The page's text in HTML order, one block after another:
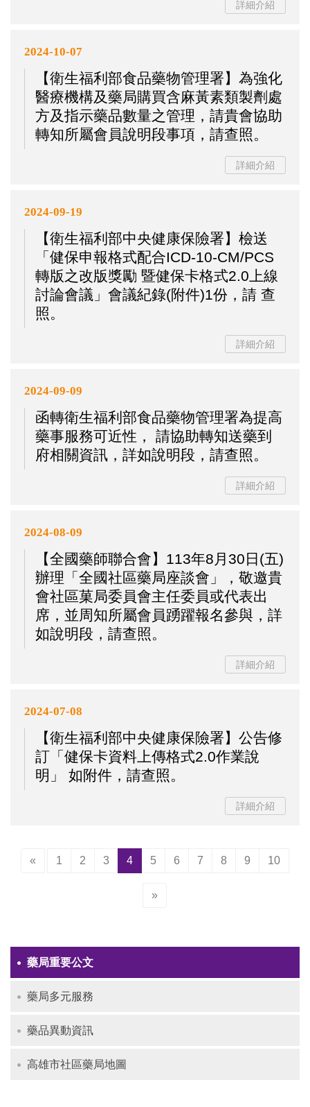
詳細介紹
2024-10-07
【衛生福利部食品藥物管理署】為強化
醫療機構及藥局購買含麻黃素類製劑處
方及指示藥品數量之管理，請貴會協助
轉知所屬會員說明段事項，請查照。
詳細介紹
2024-09-19
【衛生福利部中央健康保險署】檢送
「健保申報格式配合ICD-10-CM/PCS
轉版之改版獎勵 暨健保卡格式2.0上線
討論會議」會議紀錄(附件)1份，請 查
照。
詳細介紹
2024-09-09
函轉衛生福利部食品藥物管理署為提高
藥事服務可近性， 請協助轉知送藥到
府相關資訊，詳如說明段，請查照。
詳細介紹
2024-08-09
【全國藥師聯合會】113年8月30日(五)
辦理「全國社區藥局座談會」，敬邀貴
會社區菓局委員會主任委員或代表出
席，並周知所屬會員踴躍報名參與，詳
如說明段，請查照。
詳細介紹
2024-07-08
【衛生福利部中央健康保險署】公告修
訂「健保卡資料上傳格式2.0作業說
明」 如附件，請查照。
詳細介紹
« 1 2 3 4(current)
5 6 7 8 9 10
»
藥局重要公文
藥局多元服務
藥品異動資訊
高雄市社區藥局地圖